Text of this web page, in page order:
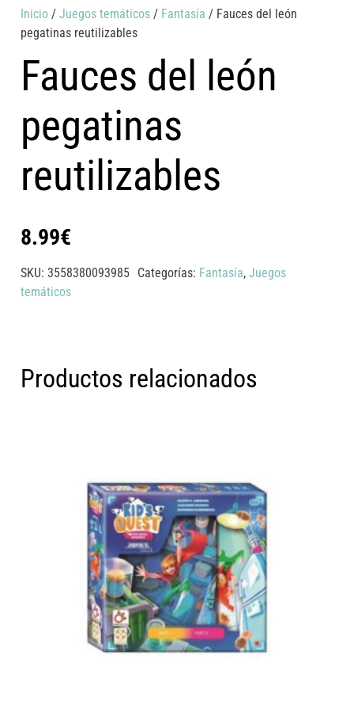
Inicio /Juegos temáticos / Fantasía / Fauces del león
pegatinas reutilizables
Fauces del león
pegatinas
reutilizables
8.99€
SKU:3558380093985 Categorías: Fantasía, Juegos
temáticos
Productos relacionados